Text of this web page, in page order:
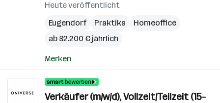
Heute veröffentlicht
Eugendorf
Praktika
Homeoffice
ab 32.200 € jährlich
Merken
Verkäufer (m/w/d), Vollzeit/Teilzeit (15-